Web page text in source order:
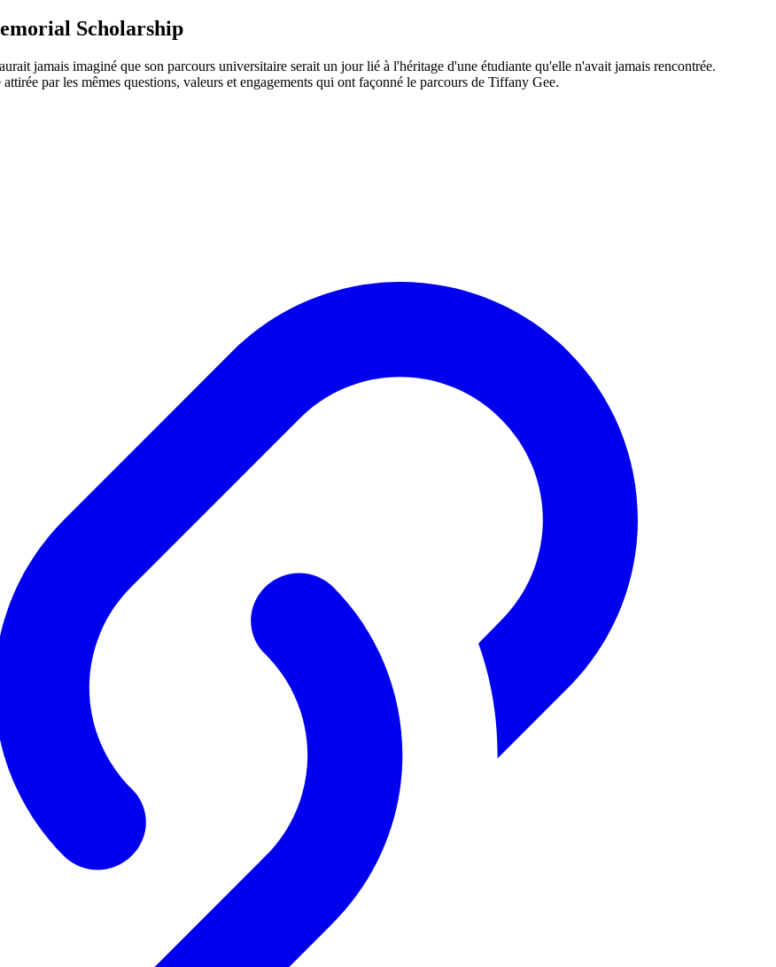
Scholarship
jamais imaginé que son parcours universitaire serait un jour lié à l'héritage d'une étudiante qu'elle n'avait jamais rencontrée.
par les mêmes questions, valeurs et engagements qui ont façonné le parcours de Tiffany Gee.